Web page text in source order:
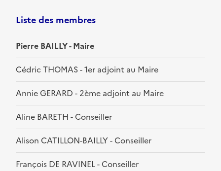
Liste des membres
Pierre BAILLY - Maire
Cédric THOMAS - 1er adjoint au Maire
Annie GERARD - 2ème adjoint au Maire
Aline BARETH - Conseiller
Alison CATILLON-BAILLY - Conseiller
François DE RAVINEL - Conseiller